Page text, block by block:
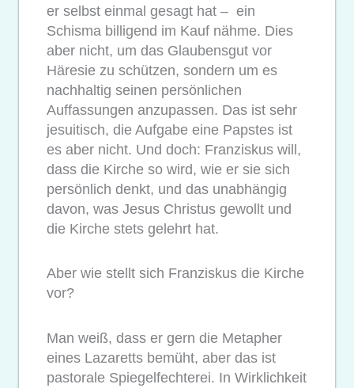
er selbst einmal gesagt hat – ein
Schisma billigend im Kauf nähme. Dies
aber nicht, um das Glaubensgut vor
Häresie zu schützen, sondern um es
nachhaltig seinen persönlichen
Auffassungen anzupassen. Das ist sehr
jesuitisch, die Aufgabe eine Papstes ist
es aber nicht. Und doch: Franziskus will,
dass die Kirche so wird, wie er sie sich
persönlich denkt, und das unabhängig
davon, was Jesus Christus gewollt und
die Kirche stets gelehrt hat.
Aber wie stellt sich Franziskus die Kirche
vor?
Man weiß, dass er gern die Metapher
eines Lazaretts bemüht, aber das ist
pastorale Spiegelfechterei. In Wirklichkeit